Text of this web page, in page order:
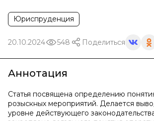
Юриспруденция
20.10.2024 548 Поделиться
Аннотация
Статья посвящена определению
розыскных мероприятий. Делается
уровне действующего